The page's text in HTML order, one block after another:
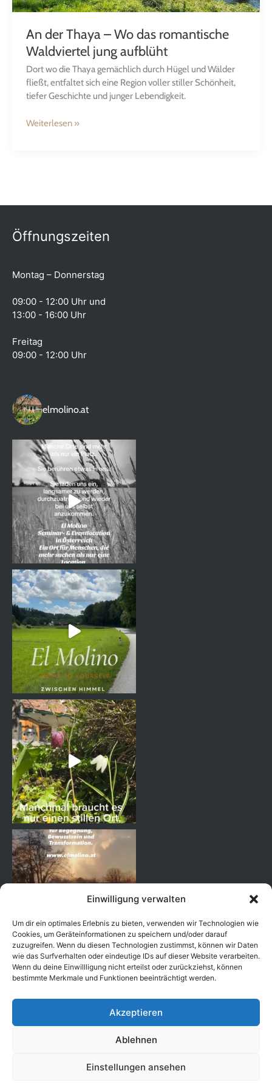
Einwilligung verwalten
Um dir ein optimales Erlebnis zu bieten, verwenden wir Technologien wie
Cookies, um Geräteinformationen zu speichern und/oder darauf
zuzugreifen. Wenn du diesen Technologien zustimmst, können wir Daten
wie das Surfverhalten oder eindeutige IDs auf dieser Website verarbeiten.
Wenn du deine Einwillligung nicht erteilst oder zurückziehst, können
bestimmte Merkmale und Funktionen beeinträchtigt werden.
Akzeptieren
Ablehnen
Einstellungen ansehen
An der Thaya – Wo das romantische
Waldviertel jung aufblüht
Dort wo die Thaya gemächlich durch Hügel und Wälder
fließt, entfaltet sich eine Region voller stiller Schönheit,
tiefer Geschichte und junger Lebendigkeit.
Weiterlesen »
Öffnungszeiten
Montag – Donnerstag
09:00 - 12:00 Uhr und
13:00 - 16:00 Uhr
Freitag
09:00 - 12:00 Uhr
elmolino.at
Auf Instagram folgen
Datenschutzerklärung|Allgemeine Geschäftsbedingungen